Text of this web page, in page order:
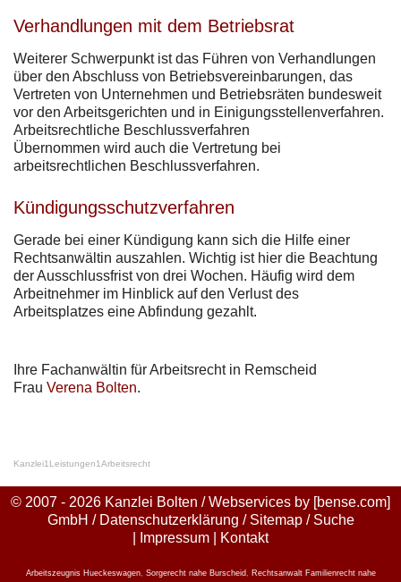
Verhandlungen mit dem Betriebsrat
Weiterer Schwerpunkt ist das Führen von Verhandlungen
über den Abschluss von Betriebsvereinbarungen, das
Vertreten von Unternehmen und Betriebsräten bundesweit
vor den Arbeitsgerichten und in Einigungsstellenverfahren.
Arbeitsrechtliche Beschlussverfahren
Übernommen wird auch die Vertretung bei
arbeitsrechtlichen Beschlussverfahren.
Kündigungsschutzverfahren
Gerade bei einer Kündigung kann sich die Hilfe einer
Rechtsanwältin auszahlen. Wichtig ist hier die Beachtung
der Ausschlussfrist von drei Wochen. Häufig wird dem
Arbeitnehmer im Hinblick auf den Verlust des
Arbeitsplatzes eine Abfindung gezahlt.
Ihre Fachanwältin für Arbeitsrecht in Remscheid
Frau Verena Bolten.
Kanzlei1 Leistungen1Arbeitsrecht
© 2007 - 2026 Kanzlei Bolten / Webservices by [bense.com]
GmbH / Datenschutzerklärung / Sitemap/ Suche
Impressum Kontakt
Arbeitszeugnis Hueckeswagen, Sorgerecht nahe Burscheid Rechtsanwalt Familienrecht nahe